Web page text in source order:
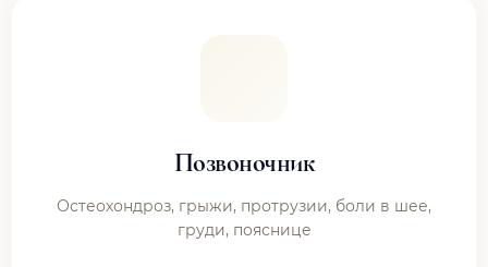
Позвоночник
Остеохондроз, грыжи, протрузии, боли в шее,
груди, пояснице